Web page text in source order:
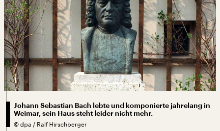
Johann Sebastian Bach lebte und komponierte jahrelang in
Weimar, sein Haus steht leider nicht mehr.
© dpa / Ralf Hirschberger